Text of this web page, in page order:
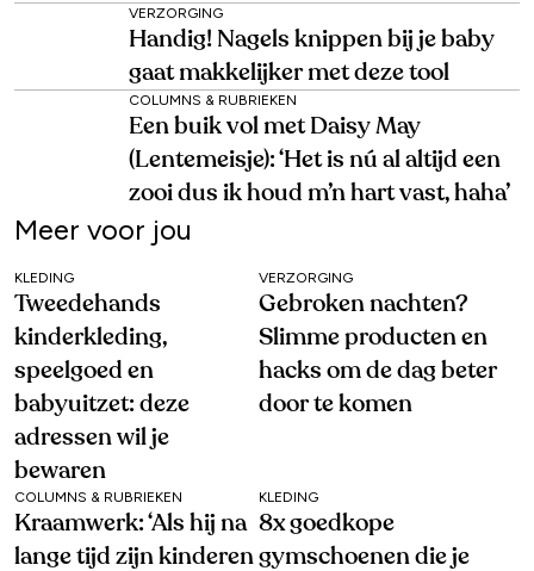
VERZORGING
Handig! Nagels knippen bij je baby
gaat makkelijker met deze tool
COLUMNS & RUBRIEKEN
Een buik vol met Daisy May
(Lentemeisje): ‘Het is nú al altijd een
zooi dus ik houd m’n hart vast, haha’
Meer voor jou
KLEDING
Tweedehands
kinderkleding,
speelgoed en
babyuitzet: deze
adressen wil je
bewaren
VERZORGING
Gebroken nachten?
Slimme producten en
hacks om de dag beter
door te komen
COLUMNS & RUBRIEKEN
Kraamwerk: ‘Als hij na
lange tijd zijn kinderen
KLEDING
8x goedkope
gymschoenen die je